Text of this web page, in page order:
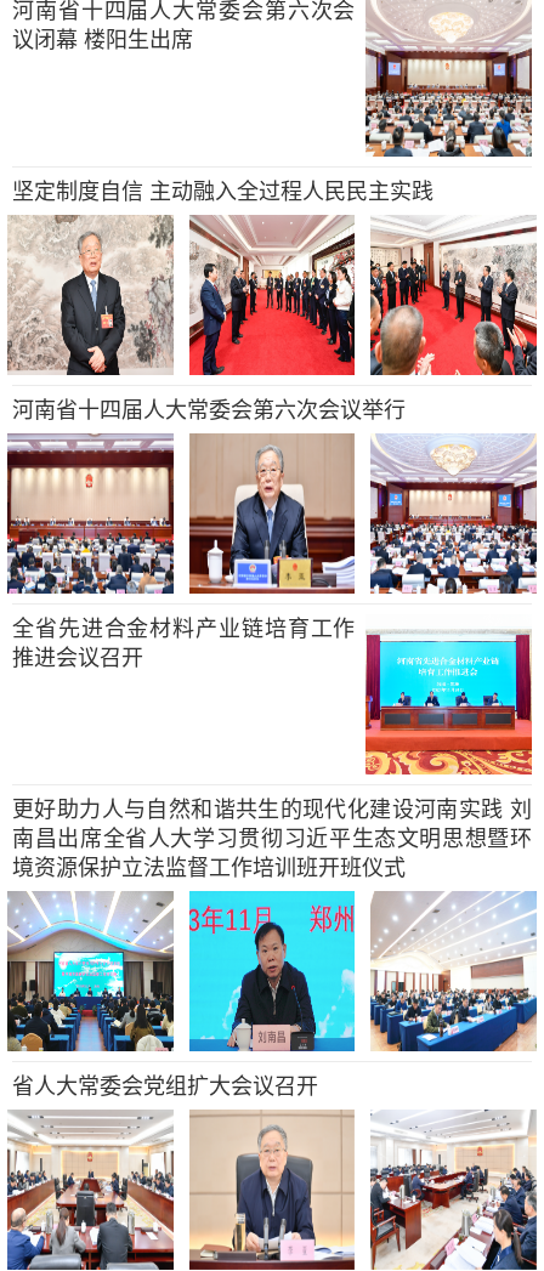
河南省十四届人大常委会第六次会
议闭幕 楼阳生出席
坚定制度自信 主动融入全过程人民民主实践
河南省十四届人大常委会第六次会议举行
全省先进合金材料产业链培育工作
推进会议召开
更好助力人与自然和谐共生的现代化建设河南实践 刘
南昌出席全省人大学习贯彻习近平生态文明思想暨环
境资源保护立法监督工作培训班开班仪式
省人大常委会党组扩大会议召开